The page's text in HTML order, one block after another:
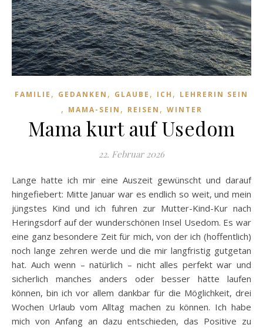
FAMILIE , GEDANKEN , GLAUBE , ICH , LEHRERIN SEIN
, MAMA-SEIN , REISEN , WINTER
Mama kurt auf Usedom
22. Februar 2026
Lange hatte ich mir eine Auszeit gewünscht und darauf
hingefiebert: Mitte Januar war es endlich so weit, und mein
jüngstes Kind und ich fuhren zur Mutter-Kind-Kur nach
Heringsdorf auf der wunderschönen Insel Usedom. Es war
eine ganz besondere Zeit für mich, von der ich (hoffentlich)
noch lange zehren werde und die mir langfristig gutgetan
hat. Auch wenn – natürlich – nicht alles perfekt war und
sicherlich manches anders oder besser hätte laufen
können, bin ich vor allem dankbar für die Möglichkeit, drei
Wochen Urlaub vom Alltag machen zu können. Ich habe
mich von Anfang an dazu entschieden, das Positive zu